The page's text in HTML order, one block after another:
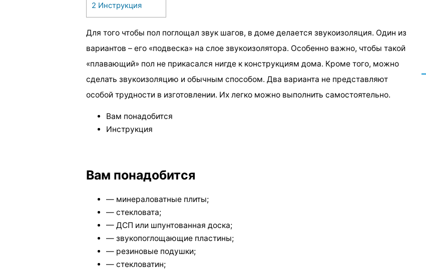
2 Инструкция
Для того чтобы пол поглощал звук шагов, в доме делается звукоизоляция. Один из
вариантов – его «подвеска» на слое звукоизолятора. Особенно важно, чтобы такой
«плавающий» пол не прикасался нигде к конструкциям дома. Кроме того, можно
сделать звукоизоляцию и обычным способом. Два варианта не представляют
особой трудности в изготовлении. Их легко можно выполнить самостоятельно.
Вам понадобится
Инструкция
Вам понадобится
— минераловатные плиты;
— стекловата;
— ДСП или шпунтованная доска;
— звукопоглощающие пластины;
— резиновые подушки;
— стекловатин;